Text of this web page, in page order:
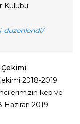
Kulübü
duzenlendi/
Çekimi
2018-2019
kep ve
Haziran 2019